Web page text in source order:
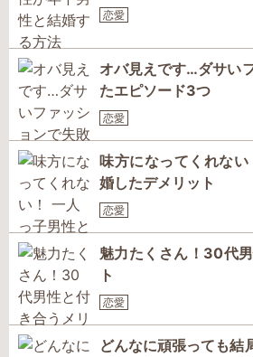
恋愛
オバ見えです…ダサい
たエピソード3つ
恋愛
味方になってくれな
婚したデメリット
恋愛
魅力たくさん！30代
ト
恋愛
どんなに頑張っても